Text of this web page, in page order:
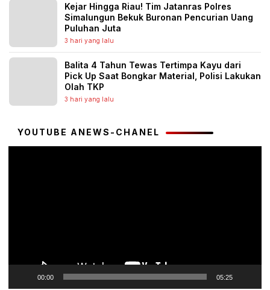
Kejar Hingga Riau! Tim Jatanras Polres
Simalungun Bekuk Buronan Pencurian Uang
Puluhan Juta
3 hari yang lalu
Balita 4 Tahun Tewas Tertimpa Kayu dari
Pick Up Saat Bongkar Material, Polisi Lakukan
Olah TKP
3 hari yang lalu
YOUTUBE ANEWS-CHANEL
00:00 05:25